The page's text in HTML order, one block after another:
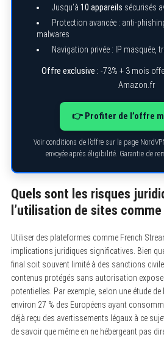
Jusqu’à 10 appareils sécurisés
Protection avancée : anti-
malwares
Navigation privée : IP masquée,
Offre exclusive : -73% + 3 mois
Amazon.fr
👉 Profiter de l’offre
Voir conditions de l’offre sur la page
envoyée après éligibilité. Garantie de
Quels sont les risques
l’utilisation de sites
Utiliser des plateformes comme French
implications juridiques significatives. Bien
final soit souvent limité à des sanctions
contenus protégés sans autorisation
potentielles. Par exemple, selon une étude
environ 27 % des Européens ayant
déjà reçu des avertissements légaux à ce
de savoir que même en ne hébergeant pas